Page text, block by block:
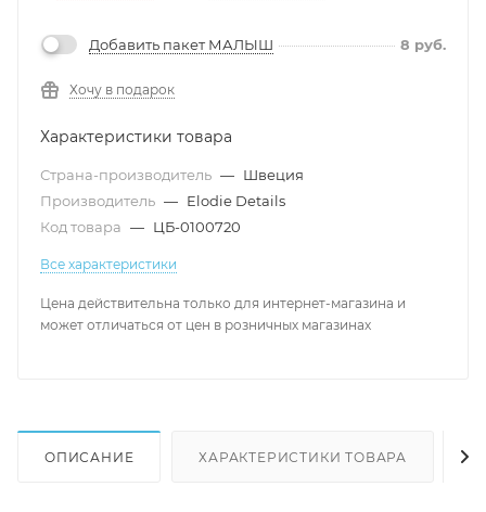
Добавить пакет МАЛЫШ 8 руб.
Хочу в подарок
Характеристики товара
Страна-производитель — Швеция
Производитель — Elodie Details
Код товара — ЦБ-0100720
Все характеристики
Цена действительна только для интернет-магазина и
может отличаться от цен в розничных магазинах
ОПИСАНИЕ ХАРАКТЕРИСТИКИ ТОВАРА